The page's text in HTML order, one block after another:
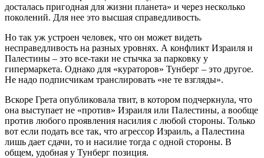
досталась пригодная для жизни планета» и через несколько
поколений. Для нее это высшая справедливость.
Но так уж устроен человек, что он может видеть
несправедливость на разных уровнях. А конфликт Израиля и
Палестины – это все-таки не стычка за парковку у
гипермаркета. Однако для «кураторов» Тунберг – это другое.
Не надо подписчикам транслировать «не те взгляды».
Вскоре Грета опубликовала твит, в котором подчеркнула, что
она выступает не «против» Израиля или Палестины, а вообще
против любого проявления насилия с любой стороны. Только
вот если подать все так, что агрессор Израиль, а Палестина
лишь дает сдачи, то и насилие тогда с одной стороны. В
общем, удобная у Тунберг позиция.